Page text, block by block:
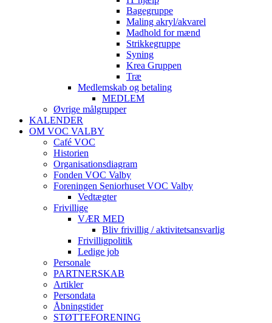
Bagegruppe
Maling akryl/akvarel
Madhold for mænd
Strikkegruppe
Syning
Krea Gruppen
Træ
Medlemskab og betaling
MEDLEM
Øvrige målgrupper
KALENDER
OM VOC VALBY
Café VOC
Historien
Organisationsdiagram
Fonden VOC Valby
Foreningen Seniorhuset VOC Valby
Vedtægter
Frivillige
VÆR MED
Bliv frivillig / aktivitetsansvarlig
Frivilligpolitik
Ledige job
Personale
PARTNERSKAB
Artikler
Persondata
Åbningstider
STØTTEFORENING